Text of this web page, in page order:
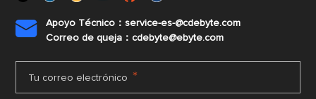

Apoyo Técnico：service-es-@cdebyte.com
Correo de queja：cdebyte@ebyte.com
Tu correo electrónico *